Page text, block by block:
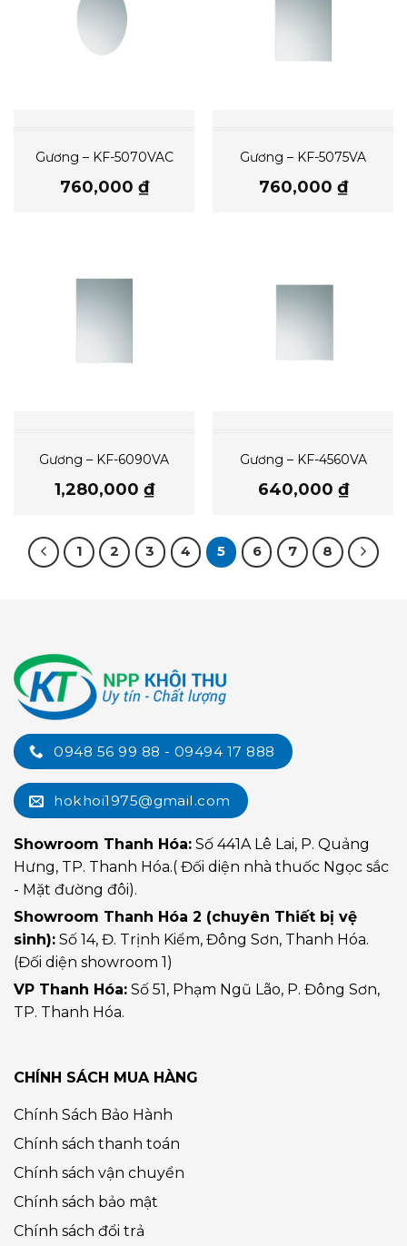
Gương – KF-5070VAC
760,000 ₫
Gương – KF-5075VA
760,000 ₫
Gương – KF-6090VA
1,280,000 ₫
Gương – KF-4560VA
640,000 ₫
1 2 3 4 5 6 7 8
0948 56 99 88 - 09494 17 888
hokhoi1975@gmail.com
Showroom Thanh Hóa: Số 441A Lê Lai, P. Quảng
Hưng, TP. Thanh Hóa.( Đối diện nhà thuốc Ngọc sắc
- Mặt đường đôi).
Showroom Thanh Hóa 2 (chuyên Thiết bị vệ
sinh): Số 14, Đ. Trịnh Kiểm, Đông Sơn, Thanh Hóa.
(Đối diện showroom 1)
VP Thanh Hóa: Số 51, Phạm Ngũ Lão, P. Đông Sơn,
TP. Thanh Hóa.
CHÍNH SÁCH MUA HÀNG
Chính Sách Bảo Hành
Chính sách thanh toán
Chính sách vận chuyển
Chính sách bảo mật
Chính sách đổi trả